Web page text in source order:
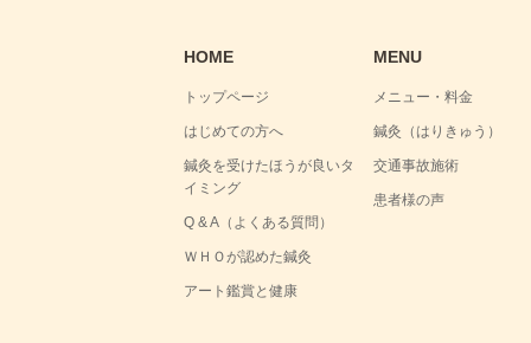
HOME
トップページ
はじめての方へ
鍼灸を受けたほうが良いタ
イミング
Q & A（よくある質問）
ＷＨＯが認めた鍼灸
アート鑑賞と健康
MENU
メニュー・料金
鍼灸（はりきゅう）
交通事故施術
患者様の声